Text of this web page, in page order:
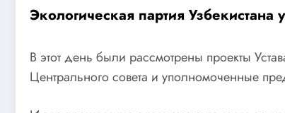
Экологическая партия
В этот день были рассмотрены проекты
Центрального совета и уполномоченные